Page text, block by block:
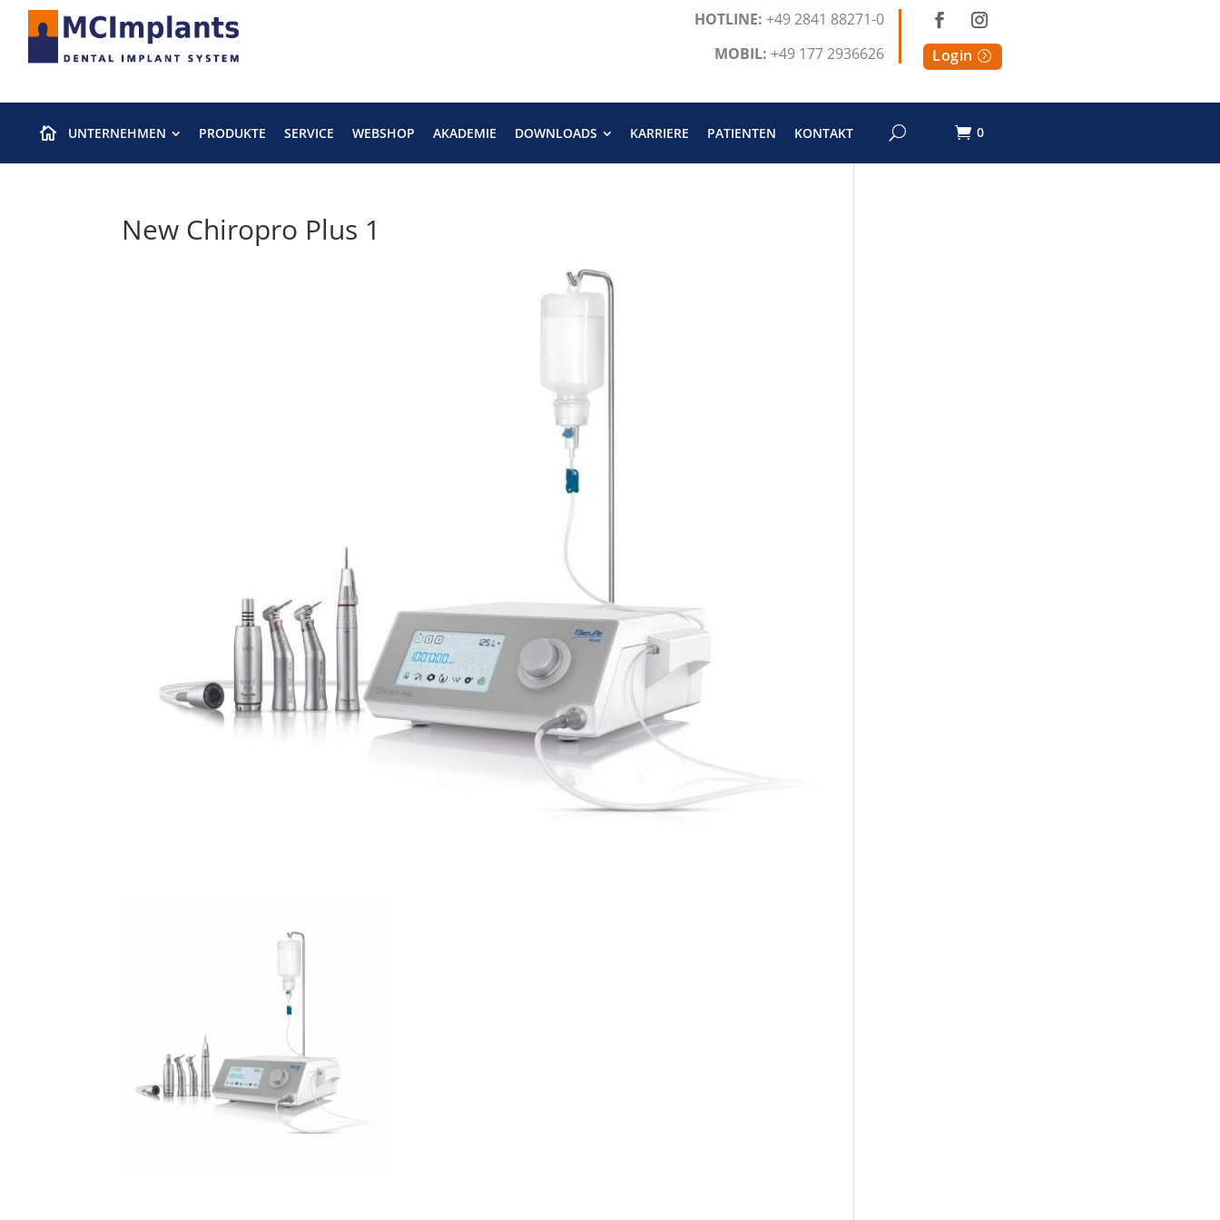
HOTLINE: +49 2841 88271-0
MOBIL: +49 177 2936626 Login
 UNTERNEHMEN PRODUKTE SERVICE WEBSHOP AKADEMIE DOWNLOADS KARRIERE PATIENTEN KONTAKT 0
New Chiropro Plus 1